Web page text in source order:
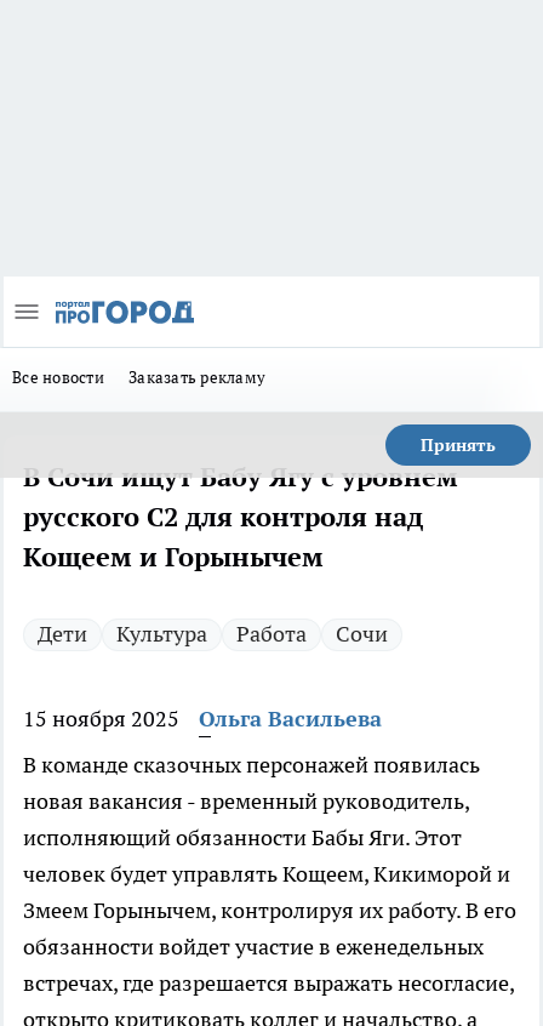
Все новости Заказать рекламу
Принять
В Сочи ищут Бабу Ягу с уровнем
русского C2 для контроля над
Кощеем и Горынычем
Дети Культура Работа Сочи
15 ноября 2025
Ольга Васильева
В команде сказочных персонажей появилась
новая вакансия - временный руководитель,
исполняющий обязанности Бабы Яги. Этот
человек будет управлять Кощеем, Кикиморой и
Змеем Горынычем, контролируя их работу. В его
обязанности войдет участие в еженедельных
встречах, где разрешается выражать несогласие,
открыто критиковать коллег и начальство, а